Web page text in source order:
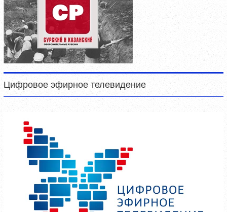
Цифровое эфирное телевидение